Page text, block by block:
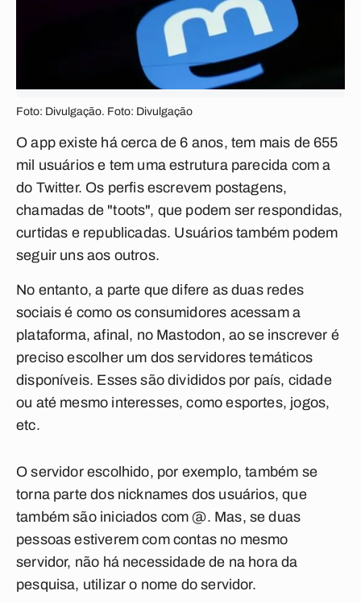
Foto: Divulgação. Foto: Divulgação
O app existe há cerca de 6 anos, tem mais de 655
mil usuários e tem uma estrutura parecida com a
do Twitter. Os perfis escrevem postagens,
chamadas de "toots", que podem ser respondidas,
curtidas e republicadas. Usuários também podem
seguir uns aos outros.
No entanto, a parte que difere as duas redes
sociais é como os consumidores acessam a
plataforma, afinal, no Mastodon, ao se inscrever é
preciso escolher um dos servidores temáticos
disponíveis. Esses são divididos por país, cidade
ou até mesmo interesses, como esportes, jogos,
etc.
O servidor escolhido, por exemplo, também se
torna parte dos nicknames dos usuários, que
também são iniciados com @. Mas, se duas
pessoas estiverem com contas no mesmo
servidor, não há necessidade de na hora da
pesquisa, utilizar o nome do servidor.